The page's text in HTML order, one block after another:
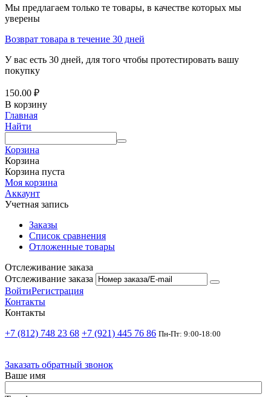
Мы предлагаем только те товары, в качестве которых мы
уверены
Возврат товара в течение 30 дней
У вас есть 30 дней, для того чтобы протестировать вашу
покупку
150.00 ₽
В корзину
Главная
Найти
Корзина
Корзина
Корзина пуста
Моя корзина
Аккаунт
Учетная запись
Заказы
Список сравнения
Отложенные товары
Отслеживание заказа
Отслеживание заказа
ВойтиРегистрация
Контакты
Контакты
+7 (812) 748 23 68 +7 (921) 445 76 86 Пн-Пт: 9:00-18:00
Заказать обратный звонок
Ваше имя